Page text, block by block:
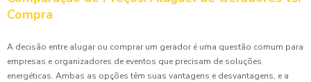
Compra
A decisão entre alugar ou comprar um gerador é uma questão comum para
empresas e organizadores de eventos que precisam de soluções
energéticas. Ambas as opções têm suas vantagens e desvantagens, e a